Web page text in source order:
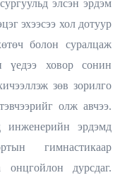
элсэн эрдэм
эхээсээ хол дотуур
болон суралцаж
үедээ ховор сонин
зөв зорилго
олж авчээ.
инженерийн эрдэмд
гимнастикаар
онцгойлон дурсдаг.